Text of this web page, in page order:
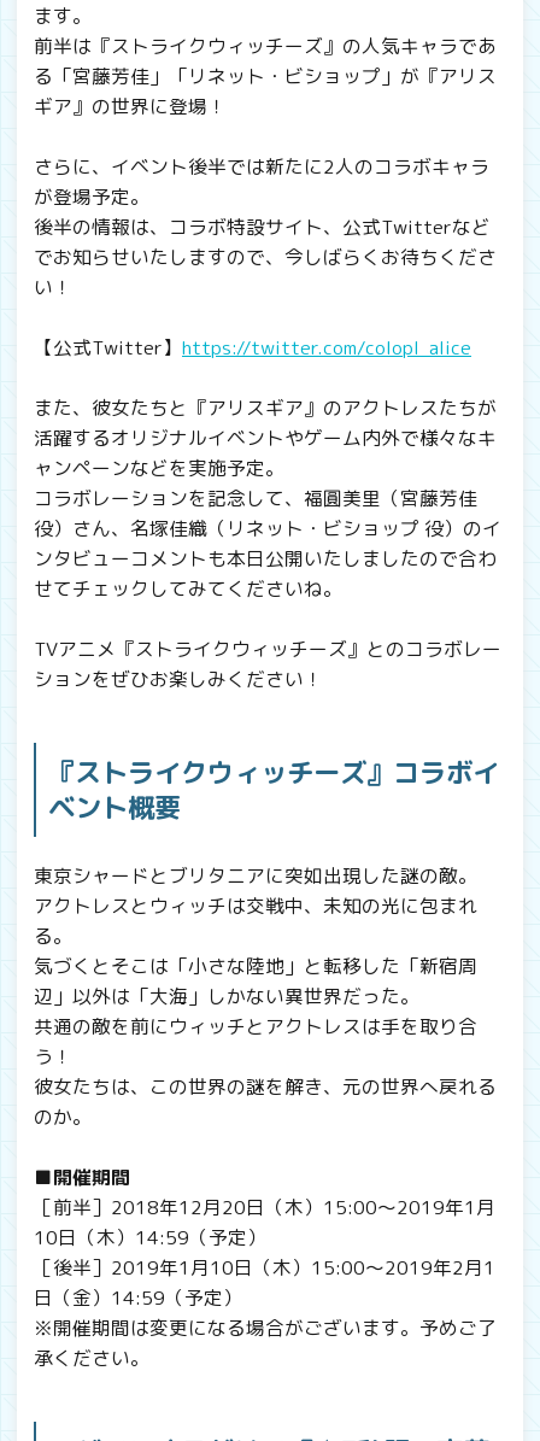
ます。
前半は『ストライクウィッチーズ』の人気キャラであ
る「宮藤芳佳」「リネット・ビショップ」が『アリス
ギア』の世界に登場！
さらに、イベント後半では新たに2人のコラボキャラ
が登場予定。
後半の情報は、コラボ特設サイト、公式Twitterなど
でお知らせいたしますので、今しばらくお待ちくださ
い！
【公式Twitter】 https://twitter.com/colopl_alice
また、彼女たちと『アリスギア』のアクトレスたちが
活躍するオリジナルイベントやゲーム内外で様々なキ
ャンペーンなどを実施予定。
コラボレーションを記念して、福圓美里（宮藤芳佳
役）さん、名塚佳織（リネット・ビショップ 役）のイ
ンタビューコメントも本日公開いたしましたので合わ
せてチェックしてみてくださいね。
TVアニメ『ストライクウィッチーズ』とのコラボレー
ションをぜひお楽しみください！
『ストライクウィッチーズ』コラボイ
ベント概要
東京シャードとブリタニアに突如出現した謎の敵。
アクトレスとウィッチは交戦中、未知の光に包まれ
る。
気づくとそこは「小さな陸地」と転移した「新宿周
辺」以外は「大海」しかない異世界だった。
共通の敵を前にウィッチとアクトレスは手を取り合
う！
彼女たちは、この世界の謎を解き、元の世界へ戻れる
のか。
■開催期間
［前半］2018年12月20日（木）15:00～2019年1月
10日（木）14:59（予定）
［後半］2019年1月10日（木）15:00～2019年2月1
日（金）14:59（予定）
※開催期間は変更になる場合がございます。予めご了
承ください。